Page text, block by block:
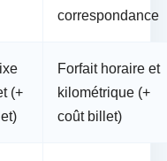
correspondance
(+
Forfait horaire et
kilométrique (+
coût billet)